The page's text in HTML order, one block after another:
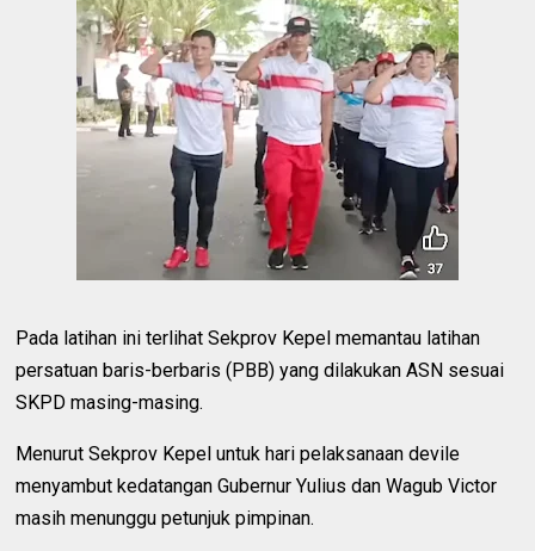
Pada latihan ini terlihat Sekprov Kepel memantau latihan
persatuan baris-berbaris (PBB) yang dilakukan ASN sesuai
SKPD masing-masing.
Menurut Sekprov Kepel untuk hari pelaksanaan devile
menyambut kedatangan Gubernur Yulius dan Wagub Victor
masih menunggu petunjuk pimpinan.